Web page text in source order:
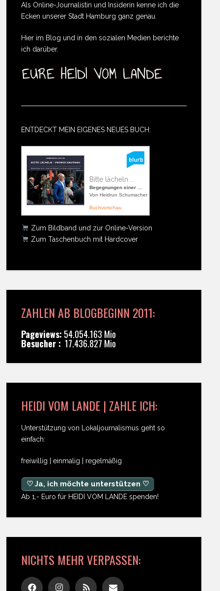
Als Online-Journalistin und Insiderin kenne ich die
Ecken unserer Stadt Hamburg ganz genau.
Hier im Blog und in den sozialen Medien berichte
ich darüber.
ENTDECKT MEIN EIGENES NEUES BUCH:
Bitte lächeln ...
Begegnungen einer ...
Von Heidrun Schumacher
Buchvorschau
Zum Bildband und zur Online-Version
Zum Taschenbuch mit Hardcover
ZAHLEN AB BLOGBEGINN 2011:
Pageviews: 54.054.163 Mio
Besucher : 17.436.827 Mio
HEIDI VOM LANDE | ZAHLE ICH:
Unterstützung von Lokaljournalismus geht so
einfach:
freiwillig | einmalig | regelmäßig
♡ Ja, ich möchte unterstützen ♡
Ab 1,- Euro für HEIDI VOM LANDE spenden!
NICHTS MEHR VERPASSEN: